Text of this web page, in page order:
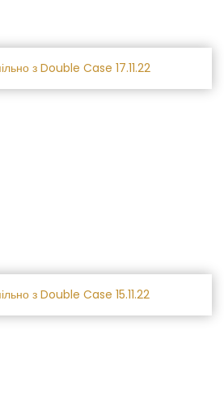
з Double Case 17.11.22
з Double Case 15.11.22